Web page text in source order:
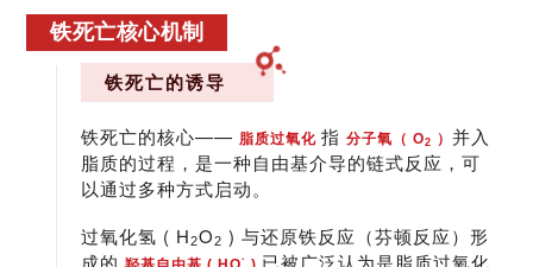
铁死亡核心机制
铁死亡的诱导
铁死亡的核心—— 脂质过氧化指分子氧（ O2 ）并入
脂质的过程，是一种自由基介导的链式反应，可
以通过多种方式启动。
过氧化氢 ( H2O2 ) 与还原铁反应（芬顿反应）形
成的
·
已被广泛认为是脂质过氧化